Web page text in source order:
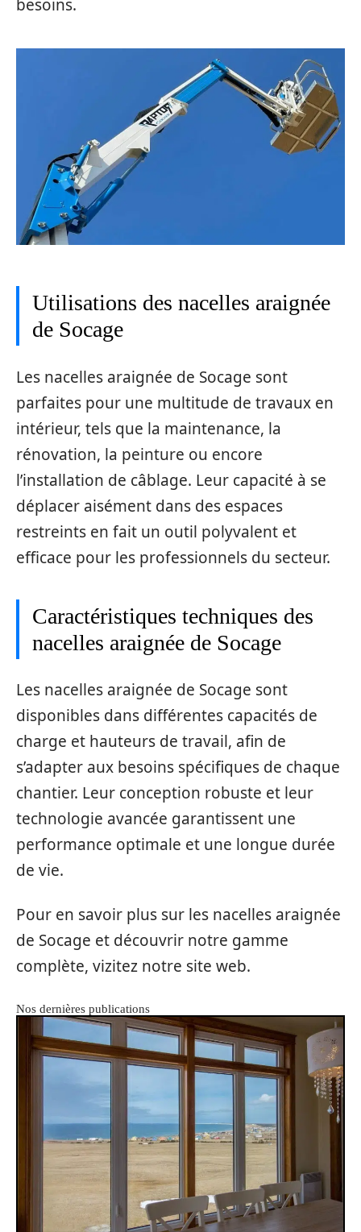
besoins.
Utilisations des nacelles araignée
de Socage
Les nacelles araignée de Socage sont
parfaites pour une multitude de travaux en
intérieur, tels que la maintenance, la
rénovation, la peinture ou encore
l’installation de câblage. Leur capacité à se
déplacer aisément dans des espaces
restreints en fait un outil polyvalent et
efficace pour les professionnels du secteur.
Caractéristiques techniques des
nacelles araignée de Socage
Les nacelles araignée de Socage sont
disponibles dans différentes capacités de
charge et hauteurs de travail, afin de
s’adapter aux besoins spécifiques de chaque
chantier. Leur conception robuste et leur
technologie avancée garantissent une
performance optimale et une longue durée
de vie.
Pour en savoir plus sur les nacelles araignée
de Socage et découvrir notre gamme
complète, vizitez notre site web.
Nos dernières publications